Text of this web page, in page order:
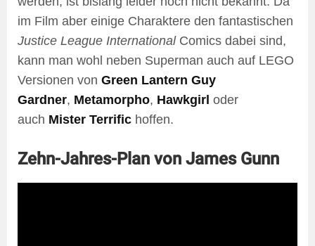
im Film aber einige Charaktere den fantastischen
Justice League International Comics dabei sind,
kann man wohl neben Superman auch auf LEGO
Versionen von Green Lantern Guy
Gardner, Metamorpho, Hawkgirl oder
auch Mister Terrific hoffen.
Zehn-Jahres-Plan von James Gunn